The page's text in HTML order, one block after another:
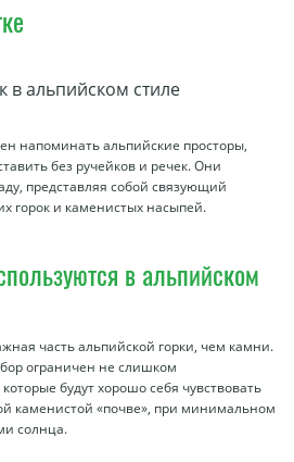
напоминать альпийские просторы,
без ручейков и речек. Они
представляя собой связующий
горок и каменистых насыпей.
в альпийском
часть альпийской горки, чем камни.
ограничен не слишком
будут хорошо себя чувствовать
каменистой «почве», при минимальном
солнца.